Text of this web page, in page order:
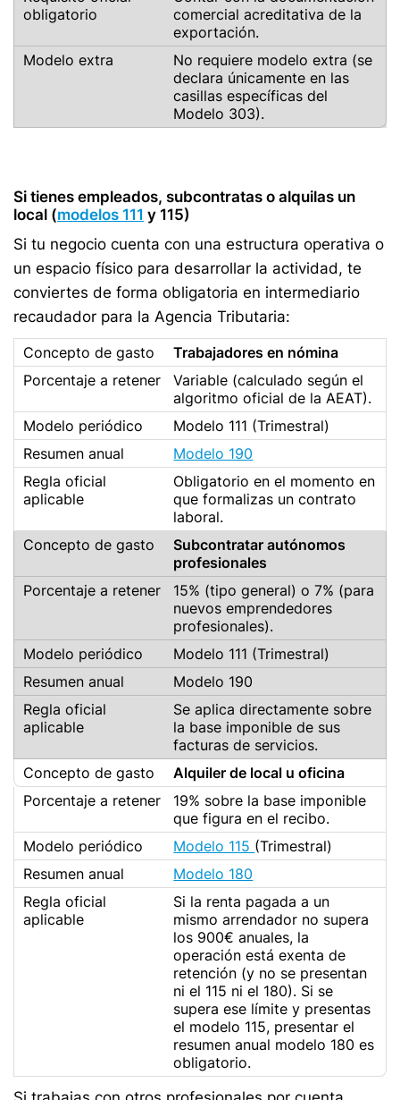
comercial acreditativa de la
exportación.
No requiere modelo extra (se
declara únicamente en las
casillas específicas del
Modelo 303).
Si tienes empleados, subcontratas o alquilas un
local (modelos 111 y 115)
Si tu negocio cuenta con una estructura operativa o
un espacio físico para desarrollar la actividad, te
conviertes de forma obligatoria en intermediario
recaudador para la Agencia Tributaria:
Trabajadores en nómina
Variable (calculado según el
algoritmo oficial de la AEAT).
Modelo 111 (Trimestral)
Modelo 190
Obligatorio en el momento en
que formalizas un contrato
laboral.
Subcontratar autónomos
profesionales
15% (tipo general) o 7% (para
nuevos emprendedores
profesionales).
Modelo 111 (Trimestral)
Modelo 190
Se aplica directamente sobre
la base imponible de sus
facturas de servicios.
Alquiler de local u oficina
19% sobre la base imponible
que figura en el recibo.
Modelo 115 (Trimestral)
Modelo 180
Si la renta pagada a un
mismo arrendador no supera
los 900€ anuales, la
operación está exenta de
retención (y no se presentan
ni el 115 ni el 180). Si se
supera ese límite y presentas
el modelo 115, presentar el
resumen anual modelo 180 es
obligatorio.